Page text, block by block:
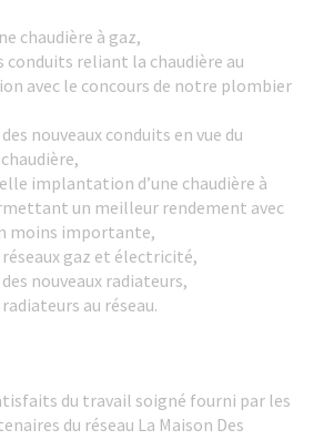
chaudière à gaz,
conduits reliant la chaudière au
avec le concours de notre plombier
nouveaux conduits en vue du
implantation d’une chaudière à
un meilleur rendement avec
moins importante,
gaz et électricité,
nouveaux radiateurs,
au réseau.
du travail soigné fourni par les
du réseau La Maison Des